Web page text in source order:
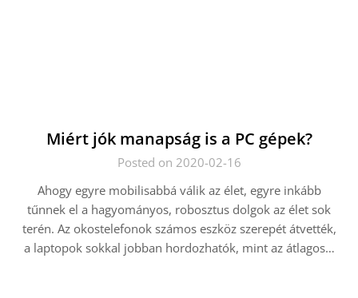
Miért jók manapság is a PC gépek?
Posted on 2020-02-16
Ahogy egyre mobilisabbá válik az élet, egyre inkább
tűnnek el a hagyományos, robosztus dolgok az élet sok
terén. Az okostelefonok számos eszköz szerepét átvették,
a laptopok sokkal jobban hordozhatók, mint az átlagos…